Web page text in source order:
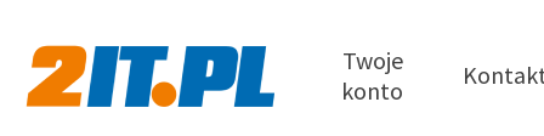
Twoje
konto